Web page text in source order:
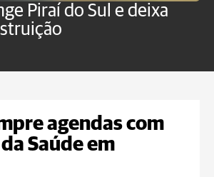
Piraí do Sul e deixa
agendas com
Saúde em